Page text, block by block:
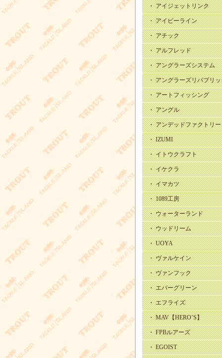
・ アイジェットリンク
・ アイビーライン
・ アチック
・ アルフレッド
・ アングラーズシステム
・ アングラーズリパブリ
・ アートフィッシング
・ アングル
・ アンデッドファクトリー
・ IZUMI
・ イトウクラフト
・ イケクラ
・ イマカツ
・ 1089工房
・ ウォーターランド
・ ウッドリーム
・ UOYA
・ ヴァルケイン
・ ヴァンフック
・ エバーグリーン
・ エフライズ
・ MAV【HERO’S】
・ FPBルアーズ
・ EGOIST